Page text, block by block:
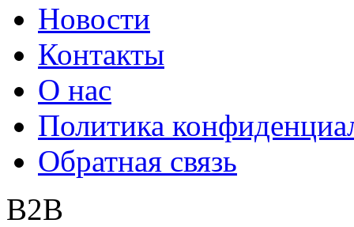
Новости
Контакты
О нас
Политика
Обратная связь
B2B